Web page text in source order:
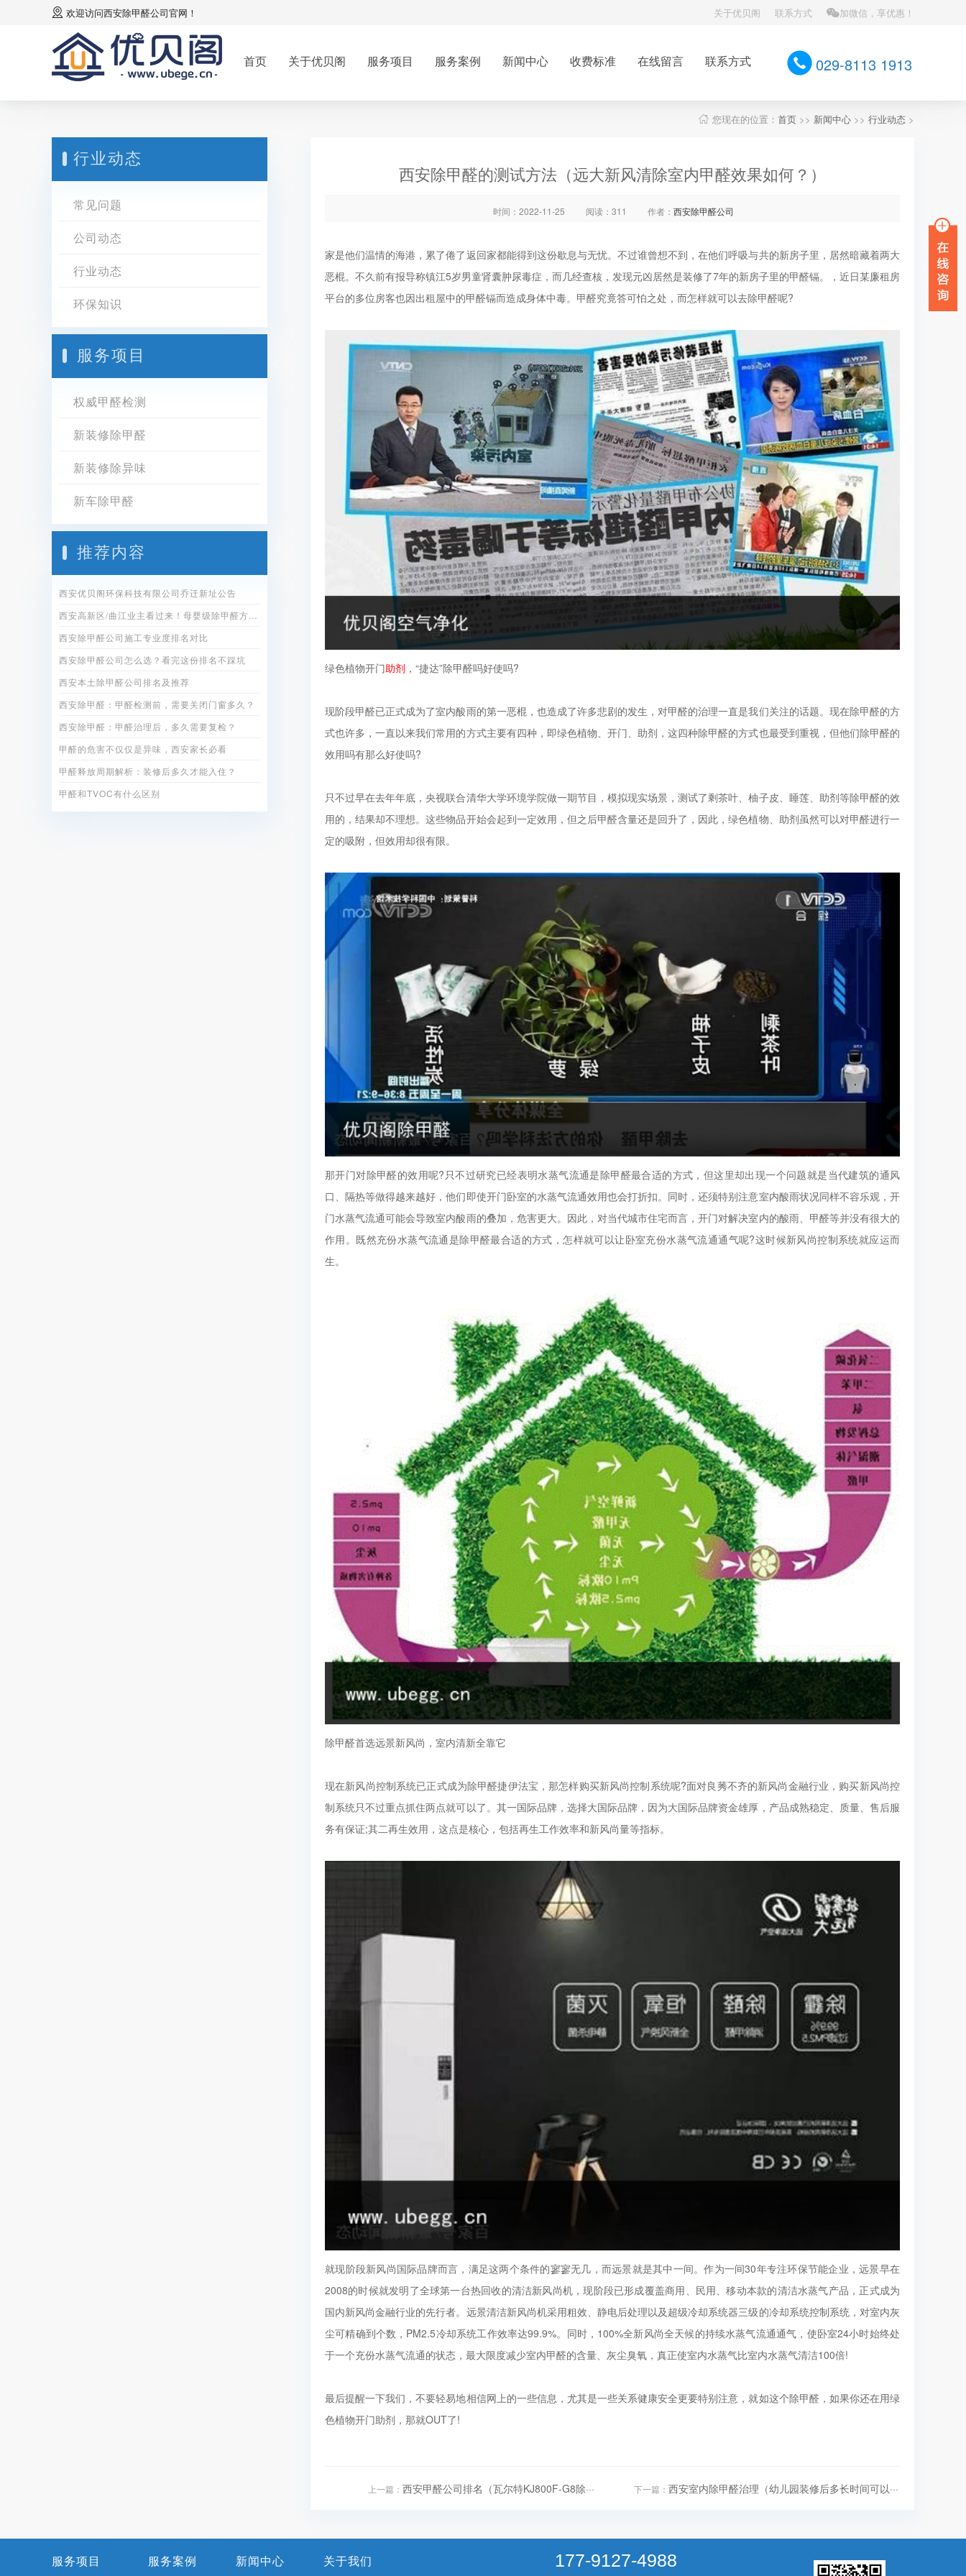
欢迎访问西安除甲醛公司官网！ 关于优贝阁 联系方式 加微信，享优惠！
首页 关于优贝阁 服务项目 服务案例 新闻中心 收费标准 在线留言 联系方式 029-8113 1913
您现在的位置： 首页 >> 新闻中心 >> 行业动态 >
行业动态
常见问题
公司动态
行业动态
环保知识
服务项目
权威甲醛检测
新装修除甲醛
新装修除异味
新车除甲醛
推荐内容
西安优贝阁环保科技有限公司乔迁新址公告
西安除甲醛公司施工专业度排名对比
西安除甲醛公司怎么选？看完这份排名不踩坑
西安本土除甲醛公司排名及推荐
西安除甲醛：甲醛检测前，需要关闭门窗多久？
西安除甲醛：甲醛治理后，多久需要复检？
甲醛的危害不仅仅是异味，西安家长必看
甲醛释放周期解析：装修后多久才能入住？
甲醛和TVOC有什么区别
西安除甲醛的测试方法（远大新风清除室内甲醛效果如何？）
时间：2022-11-25 阅读：311 作者： 西安除甲醛公司
家是他们温情的海港，累了倦了返回家都能得到这份歇息与无忧。不过谁曾想不到，在他们呼吸与共的新房子里，居然暗藏着两大
恶棍。不久前有报导称镇江5岁男童肾囊肿尿毒症，而几经查核，发现元凶居然是装修了7年的新房子里的甲醛镉。，近日某廉租房
平台的多位房客也因出租屋中的甲醛镉而造成身体中毒。甲醛究竟答可怕之处，而怎样就可以去除甲醛呢?
绿色植物开门助剂 ，“捷达”除甲醛吗好使吗?
现阶段甲醛已正式成为了室内酸雨的第一恶棍，也造成了许多悲剧的发生，对甲醛的治理一直是我们关注的话题。现在除甲醛的方
式也许多，一直以来我们常用的方式主要有四种，即绿色植物、开门、助剂，这四种除甲醛的方式也最受到重视，但他们除甲醛的
效用吗有那么好使吗?
只不过早在去年年底，央视联合清华大学环境学院做一期节目，模拟现实场景，测试了剩茶叶、柚子皮、睡莲、助剂等除甲醛的效
用的，结果却不理想。这些物品开始会起到一定效用，但之后甲醛含量还是回升了，因此，绿色植物、助剂虽然可以对甲醛进行一
定的吸附，但效用却很有限。
那开门对除甲醛的效用呢?只不过研究已经表明水蒸气流通是除甲醛最合适的方式，但这里却出现一个问题就是当代建筑的通风
口、隔热等做得越来越好，他们即使开门卧室的水蒸气流通效用也会打折扣。同时，还须特别注意室内酸雨状况同样不容乐观，开
门水蒸气流通可能会导致室内酸雨的叠加，危害更大。因此，对当代城市住宅而言，开门对解决室内的酸雨、甲醛等并没有很大的
作用。既然充份水蒸气流通是除甲醛最合适的方式，怎样就可以让卧室充份水蒸气流通通气呢?这时候新风尚控制系统就应运而
生。
除甲醛首选远景新风尚，室内清新全靠它
现在新风尚控制系统已正式成为除甲醛捷伊法宝，那怎样购买新风尚控制系统呢?面对良莠不齐的新风尚金融行业，购买新风尚控
制系统只不过重点抓住两点就可以了。其一国际品牌，选择大国际品牌，因为大国际品牌资金雄厚，产品成熟稳定、质量、售后服
务有保证;其二再生效用，这点是核心，包括再生工作效率和新风尚量等指标。
就现阶段新风尚国际品牌而言，满足这两个条件的寥寥无几，而远景就是其中一间。作为一间30年专注环保节能企业，远景早在
2008的时候就发明了全球第一台热回收的清洁新风尚机，现阶段已形成覆盖商用、民用、移动本款的清洁水蒸气产品，正式成为
国内新风尚金融行业的先行者。远景清洁新风尚机采用粗效、静电后处理以及超级冷却系统器三级的冷却系统控制系统，对室内灰
尘可精确到个数，PM2.5冷却系统工作效率达99.9%。同时，100%全新风尚全天候的持续水蒸气流通通气，使卧室24小时始终处
于一个充份水蒸气流通的状态，最大限度减少室内甲醛的含量、灰尘臭氧，真正使室内水蒸气比室内水蒸气清洁100倍!
最后提醒一下我们，不要轻易地相信网上的一些信息，尤其是一些关系健康安全更要特别注意，就如这个除甲醛，如果你还在用绿
色植物开门助剂，那就OUT了!
上一篇： 西安甲醛公司排名（瓦尔特KJ800F-G8除··· 下一篇： 西安室内除甲醛治理（幼儿园装修后多长时间可以···
服务项目 服务案例 新闻中心 关于我们 177-9127-4988